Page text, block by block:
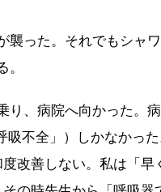
襲った。それでもシャ
。
り、病院へ向かった。
吸不全」）しかなかっ
改善しない。私は「早